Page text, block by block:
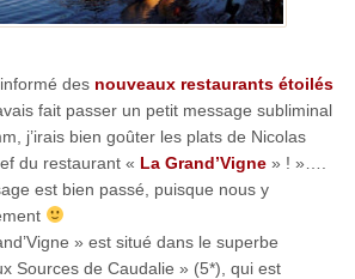
des nouveaux restaurants étoilés
fait passer un petit message subliminal
j’irais bien goûter les plats de Nicolas
du restaurant « La Grand’Vigne» ! »….
est bien passé, puisque nous y
» est situé dans le superbe
Sources de Caudalie » (5*), qui est